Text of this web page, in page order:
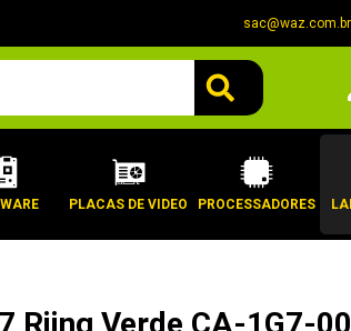
sac@waz.com.br
PLACAS DE VIDEO PROCESSADORES